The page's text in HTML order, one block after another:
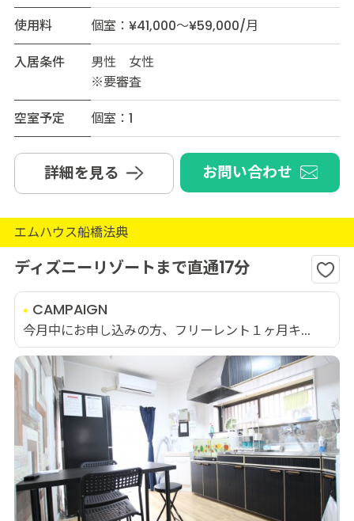
使用料
個室：¥41,000～¥59,000/月
入居条件
男性 女性
※要審査
空室予定
個室：1
詳細を見る お問い合わせ
エムハウス船橋法典
ディズニーリゾートまで直通17分
CAMPAIGN
今月中にお申し込みの方、フリーレント１ヶ月キ...